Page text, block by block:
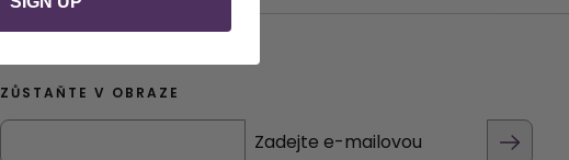
ZŮSTAŇTE V OBRAZE
Zadejte e-mailovou